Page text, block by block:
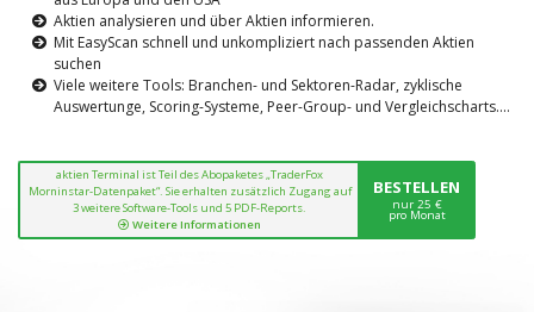
Aktien analysieren und über Aktien informieren.
Mit EasyScan schnell und unkompliziert nach passenden Aktien
suchen
Viele weitere Tools: Branchen- und Sektoren-Radar, zyklische
Auswertunge, Scoring-Systeme, Peer-Group- und Vergleichscharts....
aktien Terminal ist Teil des Abopaketes „TraderFox
Morninstar-Datenpaket“. Sie erhalten zusätzlich Zugang auf
3 weitere Software-Tools und 5 PDF-Reports.
Weitere Informationen
BESTELLEN
nur 25 €
pro Monat